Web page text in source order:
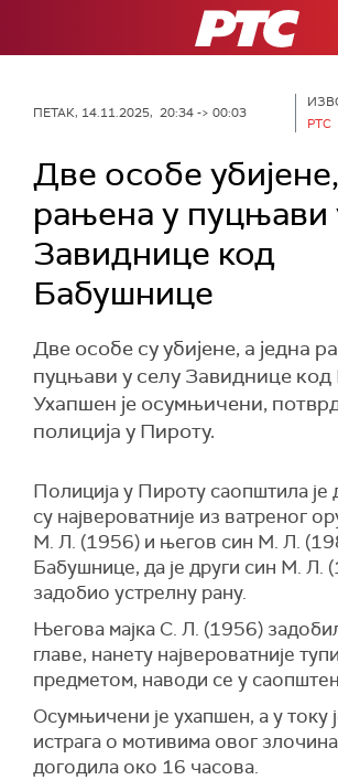
РТС
ПЕТАК, 14.11.2025, 20:34 -> 00:03
РТС
Две особе
рањена у пуцњави
Завиднице код
Бабушнице
Две особе су убијене, а једна
пуцњави у селу Завиднице
Ухапшен је осумњичени,
полиција у Пироту.
Полиција у Пироту саопштила је
су највероватније из ватреног
М. Л. (1956) и његов син М. Л.
Бабушнице, да је други син М. Л.
задобио устрелну рану.
Његова мајка С. Л. (1956)
главе, нанету највероватније
предметом, наводи се у
Осумњичени је ухапшен, а у току
истрага о мотивима овог
догодила око 16 часова.